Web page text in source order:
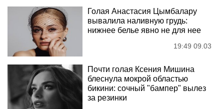
Голая Анастасия Цымбалару
вывалила наливную грудь:
нижнее белье явно не для нее
19:49 09.03
Почти голая Ксения Мишина
блеснула мокрой областью
бикини: сочный "бампер" вылез
за резинки